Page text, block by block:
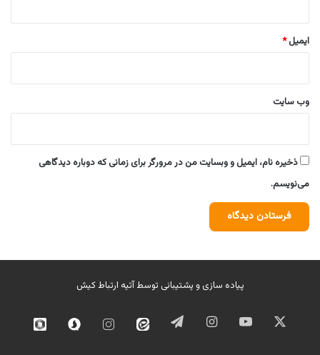
ایمیل*
وب‌ سایت
ذخیره نام، ایمیل و وبسایت من در مرورگر برای زمانی که دوباره دیدگاهی
می‌نویسم.
پیاده سازی و پشتیبانی توسطآتیه ارتباط کیش
ایکس یوتیوب اینستاگرامتلگرام ایتا
اینستاگرامسروش